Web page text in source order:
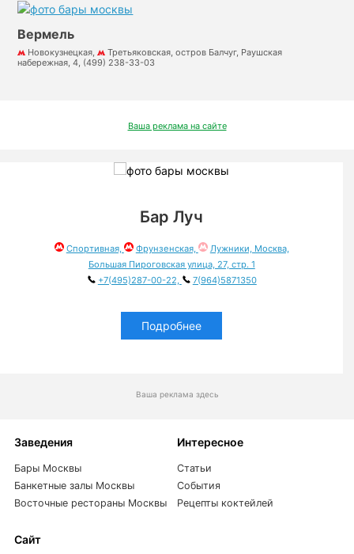
Вермель
Новокузнецкая,
Третьяковская, остров Балчуг, Раушская
набережная, 4, (499) 238-33-03
Ваша реклама на сайте
Бар Луч
Спортивная, Фрунзенская,
Лужники, Москва,
Большая Пироговская улица, 27, стр. 1
+7(495)287-00-22,
7(964)5871350
Подробнее
Ваша реклама здесь
Заведения
Бары Москвы
Банкетные залы Москвы
Восточные рестораны Москвы
Интересное
Статьи
События
Рецепты коктейлей
Сайт